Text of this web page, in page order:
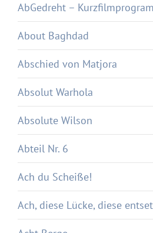
AbGedreht –
About Baghdad
Abschied von Matjora
Absolut Warhola
Absolute Wilson
Abteil Nr. 6
Ach du Scheiße!
Ach, diese Lücke, diese